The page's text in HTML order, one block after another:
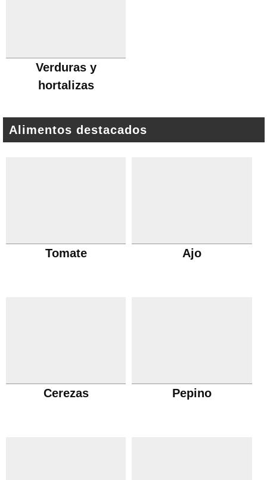
Verduras y
hortalizas
Alimentos destacados
Tomate Ajo
Cerezas Pepino